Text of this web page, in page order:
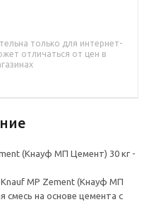
только для интернет-
отличаться от цен в
(Кнауф МП Цемент) 30 кг -
MP Zement (Кнауф МП
смесь на основе цемента с